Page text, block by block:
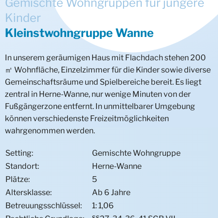
Kinder
Kleinstwohngruppe Wanne
In unserem geräumigen Haus mit Flachdach stehen 200
㎡ Wohnfläche, Einzelzimmer für die Kinder sowie diverse
Gemeinschaftsräume und Spielbereiche bereit. Es liegt
zentral in Herne-Wanne, nur wenige Minuten von der
Fußgängerzone entfernt. In unmittelbarer Umgebung
können verschiedenste Freizeitmöglichkeiten
wahrgenommen werden.
Setting:
Gemischte Wohngruppe
Standort:
Herne-Wanne
Plätze:
5
Altersklasse:
Ab 6 Jahre
Betreuungsschlüssel:
1: 1,06
Wohngruppe Bergstraße
Außenwohngruppe Herne
Wohngruppe Heisterkamp
Kinderwohngruppe Overwegstraße
Jugendwohngruppe Kurhausstraße
Wohngruppen Mädchen
Mädchenwohngruppe Heisterkamp
Mädchenwohngruppe Strünkede
Mädchenwohnprojekt DAKATA
Wohngruppen Jungen
Regelwohngruppe (JWG) Emscherbruch
Geschwisterwohngruppen
Kinder- und Geschwisterwohngruppe Wolkenvilla
Geschwisterwohngruppe Herne
Mutter/Kind
Mutter-/Kind-Wohnprojekt
Heilpädagogik
Heilpädagogische Wohngruppe
Intensivangebote
Intensivwohngruppe Besondere Bedarfe
Intensivwohngruppe Deine Chance
Intensivwohngruppe Leben ist Veränderung
Wohngruppen Mädchen
Traumaorientierte Intensivwohngruppe Villa
Differenzierungsbereich Intensivwohngruppe Villa
Wohngruppen Jungen
Intensivwohngruppe Scheidingen
UMA/UMF Regelwohngruppe
UMA/UMF Trainingswohnung
Ambulante Hilfen
Einzelbetreuungen
Mobile Betreuung (MOB)
Prävention & Intervention
Fokusangebote
Autismus-Spektrum-Störung
Diagnostik